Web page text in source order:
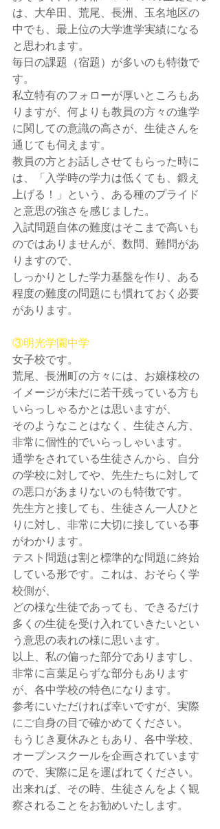
は、大牟田、荒尾、長洲、玉名地区の
中でも、最上位の大学進学実績になる
と思われます。
毎日の課題（宿題）が多いのも特徴で
す。
私立特有のフォローが厚いところもあ
りますが、何よりも教員の方々の進学
に関しての意識の高さが、生徒さんを
通じても伺えます。
教員の方とお話しさせてもらった時に
は、「入学時の学力は低くても、鍛え
上げる！」という、ある種のプライド
と意思の強さを感じました。
入試問題自体の難度はそこまで高いも
のではありませんが、数問、難問があ
りますので、
しっかりとした学力基盤を作り、ある
程度の難度の問題にも慣れておく必要
があります。
③明光学園中学
女子校です。
荒尾、長洲町の方々には、お嬢様校の
イメージが未だに若干残っている方も
いらっしゃるかとは思いますが、
そのようなことはなく、生徒さん方、
非常に個性的でいらっしゃいます。
通学をされている生徒さんから、自分
の学校に対してや、先生たちに対して
の悪口があまりないのも特徴です。
先生方と接しても、生徒さん一人ひと
りに対し、非常に大切に接している事
がわかります。
テスト問題は割と標準的な問題に終始
している形です。これは、おそらく学
校側が、
どの様な生徒であっても、できるだけ
多くの生徒を受け入れていきたいとい
う意思の表れの様に思います。
以上、私の偏った部分でありますし、
非常に言葉足らずな部分もあります
が、各中学校の特色になります。
参考にいただければ幸いですが、実際
にご自身の目で確かめてください。
もうじき夏休みともあり、各中学校、
オープンスクールを企画されています
ので、実際に足を運ばれてください。
出来れば、その時、生徒さんをよく観
察されることをお勧めいたします。